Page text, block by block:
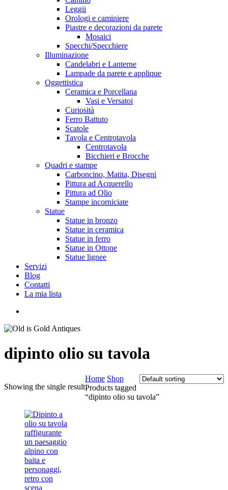
Leggii
Orologi e caminiere
Piastre e decorazioni da parete
Mosaici
Specchi/Specchiere
Illuminazione
Candelabri e Lanterne
Lampade da parete e applique
Oggettistica
Ceramica e Porcellana
Vasi e Versatoi
Curiosità
Ferro Battuto
Scatole
Tavola e Centrotavola
Centrotavola
Bicchieri e Brocche
Quadri e stampe
Carboncino, Matita, Disegni
Pittura ad Acquerello
Pittura ad Olio
Stampe incorniciate
Statue
Statue in bronzo
Statue in ceramica
Statue in ferro
Statue in Ottone
Statue lignee
Servizi
Blog
Contatti
La mia lista
dipinto olio su tavola
Showing the single result
Home Shop
Products tagged
“dipinto olio su tavola”